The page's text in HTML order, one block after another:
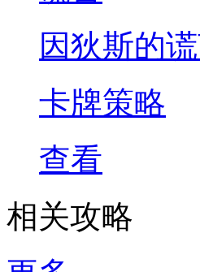
因狄斯的
卡牌策略
查看
相关攻略